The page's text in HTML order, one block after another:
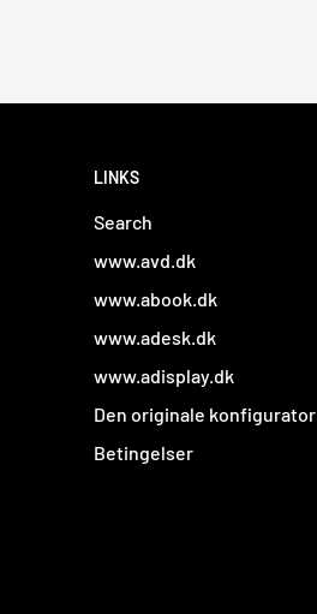
LINKS
Search
www.avd.dk
www.abook.dk
www.adesk.dk
www.adisplay.dk
Den originale konfigurator
Betingelser